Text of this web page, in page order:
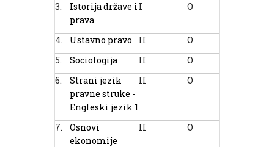
3.
Istorija države i
prava
I O
4. Ustavno pravo II O
5.
Sociologija II O
6.
Strani jezik
pravne struke -
Engleski jezik 1
II O
7.
Osnovi
ekonomije
II O